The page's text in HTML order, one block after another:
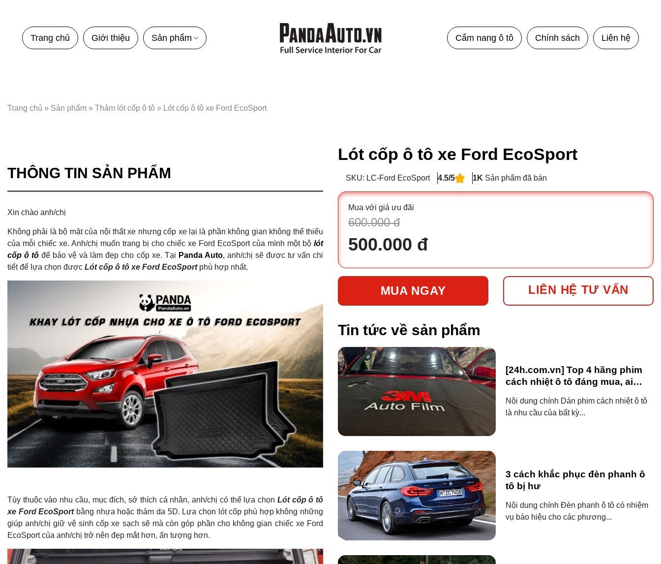
Trang chủ Giới thiệu Sản phẩm Cẩm nang ô tô Chính sách Liên hệ
Trang chủ » Sản phẩm » Thảm lót cốp ô tô » Lót cốp ô tô xe Ford EcoSport
THÔNG TIN SẢN PHẨM
Xin chào anh/chị
Không phải là bộ mặt của nội thất xe nhưng cốp xe lại là phần không gian không thể thiếu
của mỗi chiếc xe. Anh/chị muốn trang bị cho chiếc xe Ford EcoSport của mình một bộ lót
cốp ô tô để bảo vệ và làm đẹp cho cốp xe. Tại Panda Auto, anh/chị sẽ được tư vấn chi
tiết để lựa chọn được Lót cốp ô tô xe Ford EcoSportphù hợp nhất.
Tùy thuộc vào nhu cầu, mục đích, sở thích cá nhân, anh/chị có thể lựa chọn Lót cốp ô tô
xe Ford EcoSportbằng nhựa hoặc thảm da 5D. Lựa chọn lót cốp phù hợp không những
giúp anh/chị giữ vệ sinh cốp xe sạch sẽ mà còn góp phần cho không gian chiếc xe Ford
EcoSport của anh/chị trở nên đẹp mắt hơn, ấn tượng hơn.
Lót cốp ô tô xe Ford EcoSport
SKU: LC-Ford EcoSport 4.5/5 1K Sản phẩm đã bán
Mua với giá ưu đãi
600.000 đ
500.000 đ
MUA NGAY LIÊN HỆ TƯ VẤN
Tin tức về sản phẩm
[24h.com.vn] Top 4 hãng phim
cách nhiệt ô tô đáng mua, ai
Nội dung chính Dán phim cách nhiệt ô tô
là nhu cầu của bất kỳ...
3 cách khắc phục đèn phanh ô
tô bị hư
Nội dung chính Đèn phanh ô tô có nhiệm
vụ báo hiệu cho các phương...